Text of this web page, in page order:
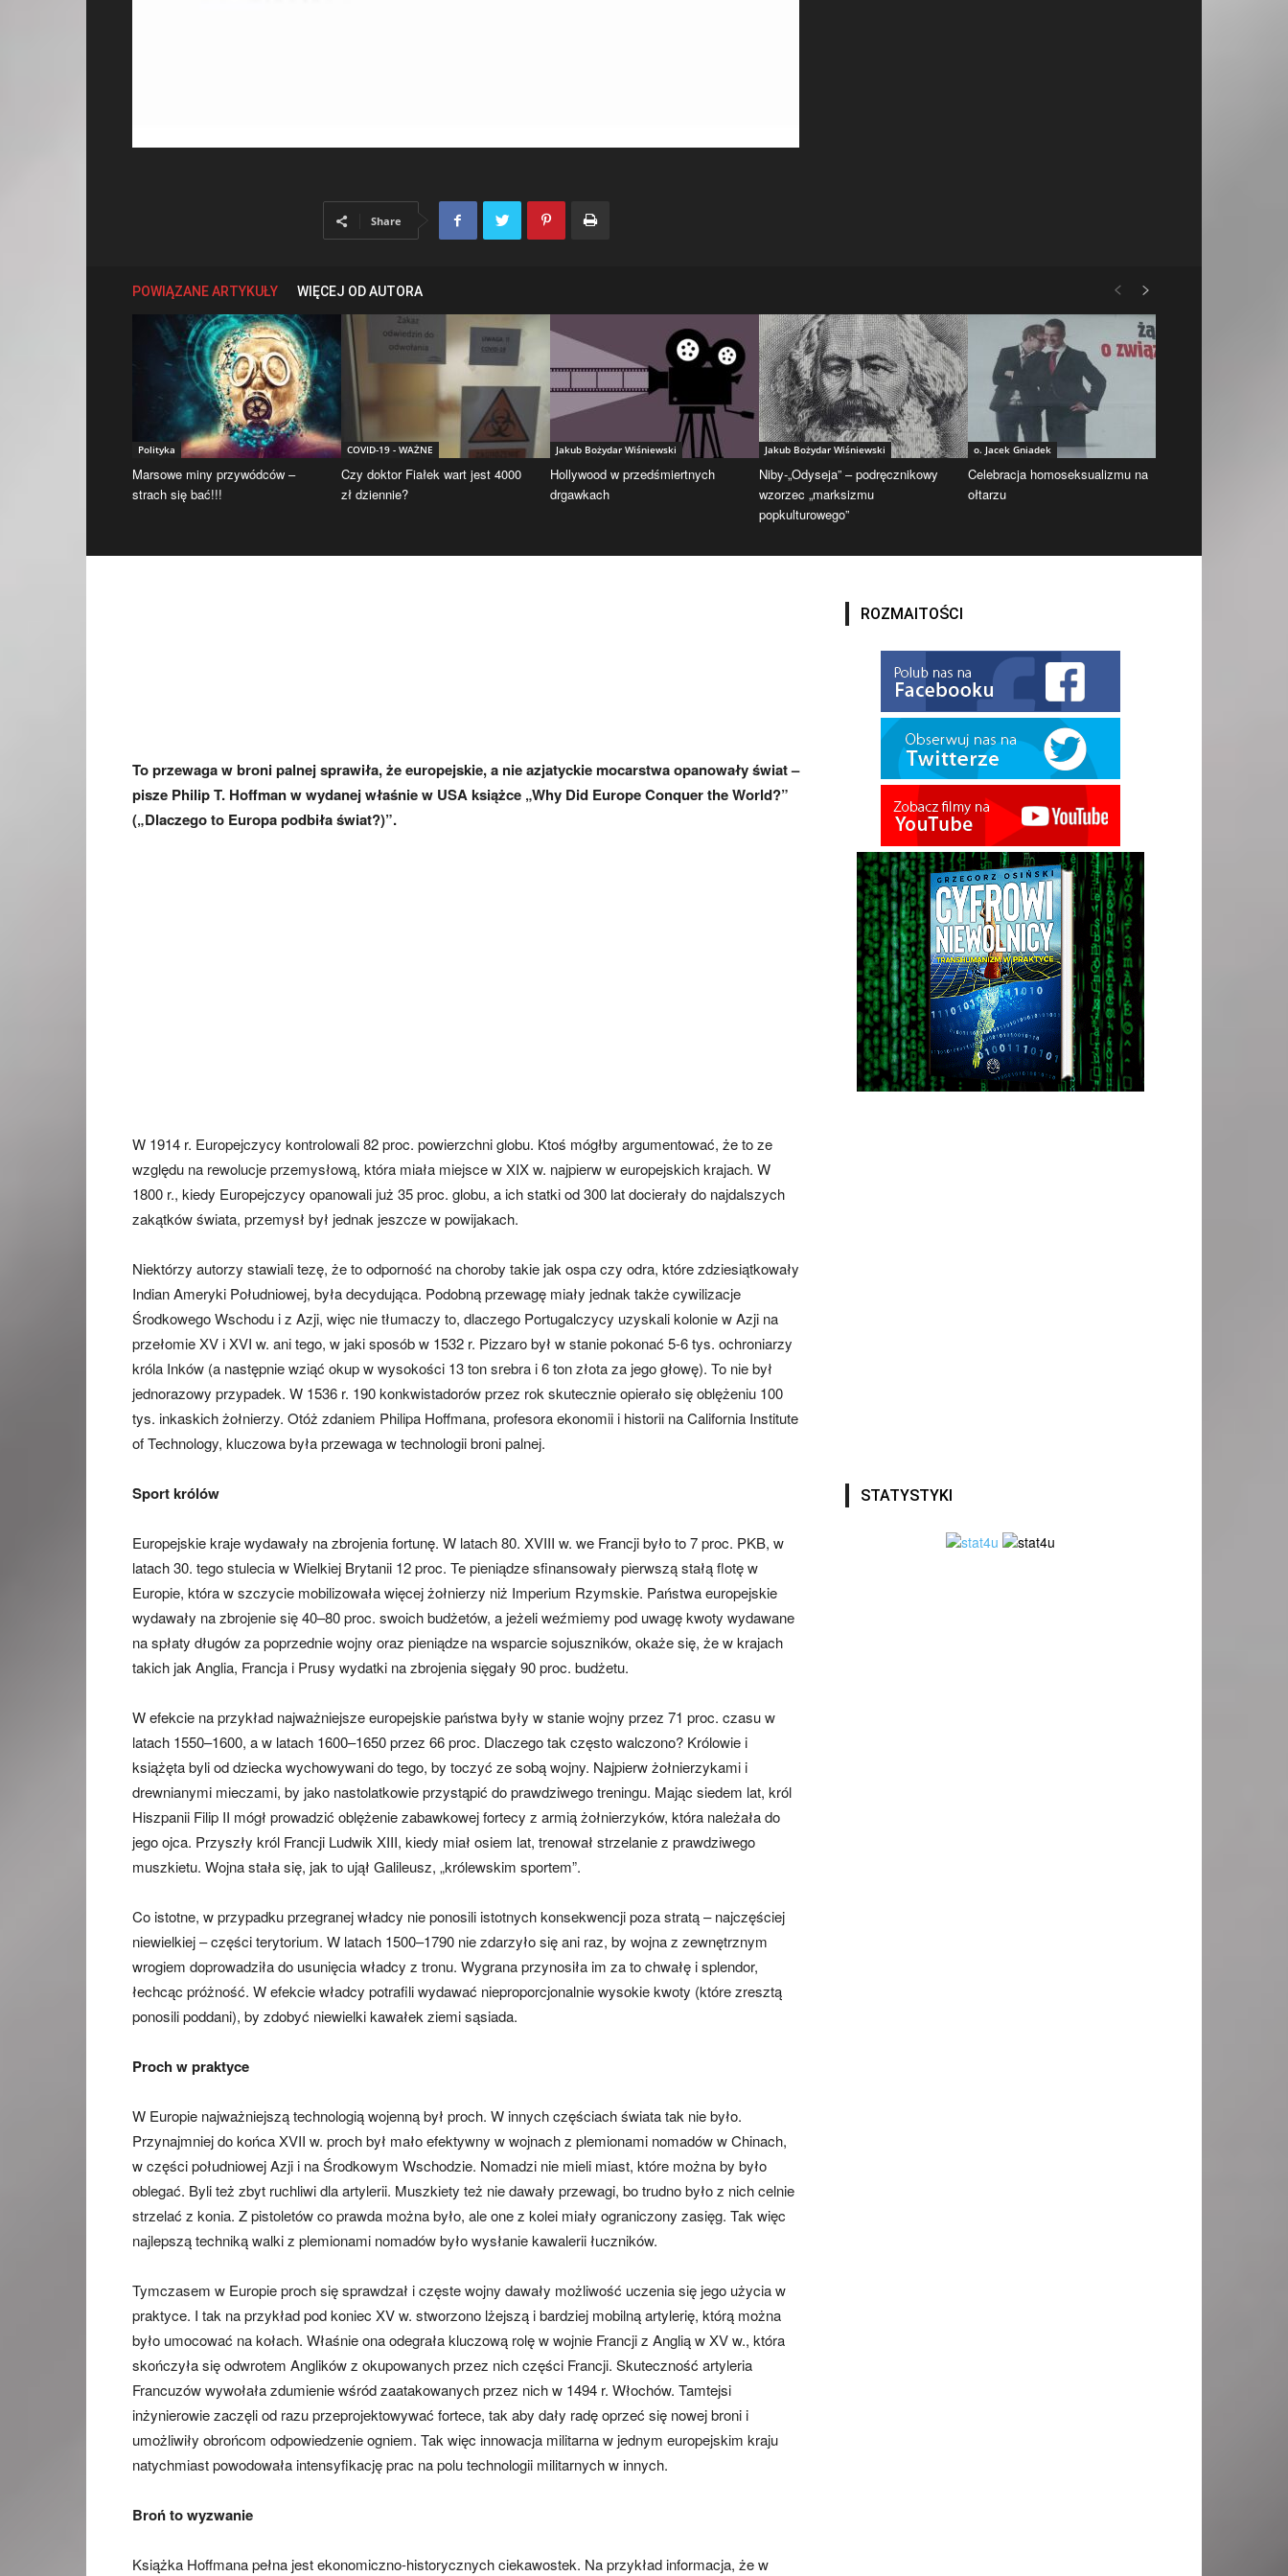
Share
POWIĄZANE ARTYKUŁY WIĘCEJ OD AUTORA
Polityka
Marsowe miny przywódców –
strach się bać!!!
COVID-19 - WAŻNE
Czy doktor Fiałek wart jest 4000
zł dziennie?
Jakub Bożydar Wiśniewski
Hollywood w przedśmiertnych
drgawkach
Jakub Bożydar Wiśniewski
Niby-„Odyseja” – podręcznikowy
wzorzec „marksizmu
popkulturowego”
o. Jacek Gniadek
Celebracja homoseksualizmu na
ołtarzu
To przewaga w broni palnej sprawiła, że europejskie, a nie azjatyckie mocarstwa opanowały świat –
pisze Philip T. Hoffman w wydanej właśnie w USA książce „Why Did Europe Conquer the World?”
(„Dlaczego to Europa podbiła świat?)”.
W 1914 r. Europejczycy kontrolowali 82 proc. powierzchni globu. Ktoś mógłby argumentować, że to ze
względu na rewolucje przemysłową, która miała miejsce w XIX w. najpierw w europejskich krajach. W
1800 r., kiedy Europejczycy opanowali już 35 proc. globu, a ich statki od 300 lat docierały do najdalszych
zakątków świata, przemysł był jednak jeszcze w powijakach.
Niektórzy autorzy stawiali tezę, że to odporność na choroby takie jak ospa czy odra, które zdziesiątkowały
Indian Ameryki Południowej, była decydująca. Podobną przewagę miały jednak także cywilizacje
Środkowego Wschodu i z Azji, więc nie tłumaczy to, dlaczego Portugalczycy uzyskali kolonie w Azji na
przełomie XV i XVI w. ani tego, w jaki sposób w 1532 r. Pizzaro był w stanie pokonać 5-6 tys. ochroniarzy
króla Inków (a następnie wziąć okup w wysokości 13 ton srebra i 6 ton złota za jego głowę). To nie był
jednorazowy przypadek. W 1536 r. 190 konkwistadorów przez rok skutecznie opierało się oblężeniu 100
tys. inkaskich żołnierzy. Otóż zdaniem Philipa Hoffmana, profesora ekonomii i historii na California Institute
of Technology, kluczowa była przewaga w technologii broni palnej.
Sport królów
Europejskie kraje wydawały na zbrojenia fortunę. W latach 80. XVIII w. we Francji było to 7 proc. PKB, w
latach 30. tego stulecia w Wielkiej Brytanii 12 proc. Te pieniądze sfinansowały pierwszą stałą flotę w
Europie, która w szczycie mobilizowała więcej żołnierzy niż Imperium Rzymskie. Państwa europejskie
wydawały na zbrojenie się 40–80 proc. swoich budżetów, a jeżeli weźmiemy pod uwagę kwoty wydawane
na spłaty długów za poprzednie wojny oraz pieniądze na wsparcie sojuszników, okaże się, że w krajach
takich jak Anglia, Francja i Prusy wydatki na zbrojenia sięgały 90 proc. budżetu.
W efekcie na przykład najważniejsze europejskie państwa były w stanie wojny przez 71 proc. czasu w
latach 1550–1600, a w latach 1600–1650 przez 66 proc. Dlaczego tak często walczono? Królowie i
książęta byli od dziecka wychowywani do tego, by toczyć ze sobą wojny. Najpierw żołnierzykami i
drewnianymi mieczami, by jako nastolatkowie przystąpić do prawdziwego treningu. Mając siedem lat, król
Hiszpanii Filip II mógł prowadzić oblężenie zabawkowej fortecy z armią żołnierzyków, która należała do
jego ojca. Przyszły król Francji Ludwik XIII, kiedy miał osiem lat, trenował strzelanie z prawdziwego
muszkietu. Wojna stała się, jak to ujął Galileusz, „królewskim sportem”.
Co istotne, w przypadku przegranej władcy nie ponosili istotnych konsekwencji poza stratą – najczęściej
niewielkiej – części terytorium. W latach 1500–1790 nie zdarzyło się ani raz, by wojna z zewnętrznym
wrogiem doprowadziła do usunięcia władcy z tronu. Wygrana przynosiła im za to chwałę i splendor,
łechcąc próżność. W efekcie władcy potrafili wydawać nieproporcjonalnie wysokie kwoty (które zresztą
ponosili poddani), by zdobyć niewielki kawałek ziemi sąsiada.
Proch w praktyce
W Europie najważniejszą technologią wojenną był proch. W innych częściach świata tak nie było.
Przynajmniej do końca XVII w. proch był mało efektywny w wojnach z plemionami nomadów w Chinach,
w części południowej Azji i na Środkowym Wschodzie. Nomadzi nie mieli miast, które można by było
oblegać. Byli też zbyt ruchliwi dla artylerii. Muszkiety też nie dawały przewagi, bo trudno było z nich celnie
strzelać z konia. Z pistoletów co prawda można było, ale one z kolei miały ograniczony zasięg. Tak więc
najlepszą techniką walki z plemionami nomadów było wysłanie kawalerii łuczników.
Tymczasem w Europie proch się sprawdzał i częste wojny dawały możliwość uczenia się jego użycia w
praktyce. I tak na przykład pod koniec XV w. stworzono lżejszą i bardziej mobilną artylerię, którą można
było umocować na kołach. Właśnie ona odegrała kluczową rolę w wojnie Francji z Anglią w XV w., która
skończyła się odwrotem Anglików z okupowanych przez nich części Francji. Skuteczność artyleria
Francuzów wywołała zdumienie wśród zaatakowanych przez nich w 1494 r. Włochów. Tamtejsi
inżynierowie zaczęli od razu przeprojektowywać fortece, tak aby dały radę oprzeć się nowej broni i
umożliwiły obrońcom odpowiedzenie ogniem. Tak więc innowacja militarna w jednym europejskim kraju
natychmiast powodowała intensyfikację prac na polu technologii militarnych w innych.
Broń to wyzwanie
Książka Hoffmana pełna jest ekonomiczno-historycznych ciekawostek. Na przykład informacja, że w
ROZMAITOŚCI
STATYSTYKI